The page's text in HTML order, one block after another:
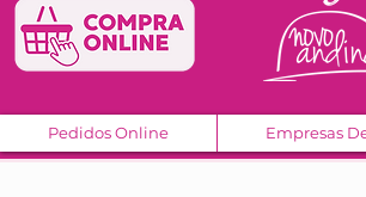
Pedidos Online Empresas